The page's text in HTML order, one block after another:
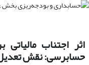
اثر اجتناب
حسابرسی: نقش